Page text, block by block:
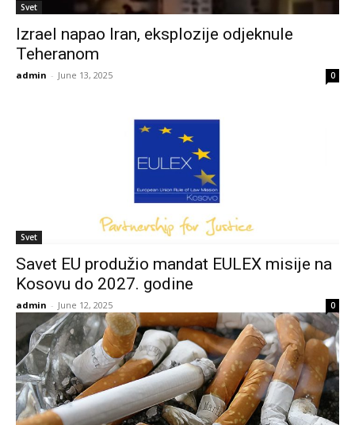
Svet
Izrael napao Iran, eksplozije odjeknule
Teheranom
admin - June 13, 2025 0
Svet
Savet EU produžio mandat EULEX misije na
Kosovu do 2027. godine
admin - June 12, 2025 0